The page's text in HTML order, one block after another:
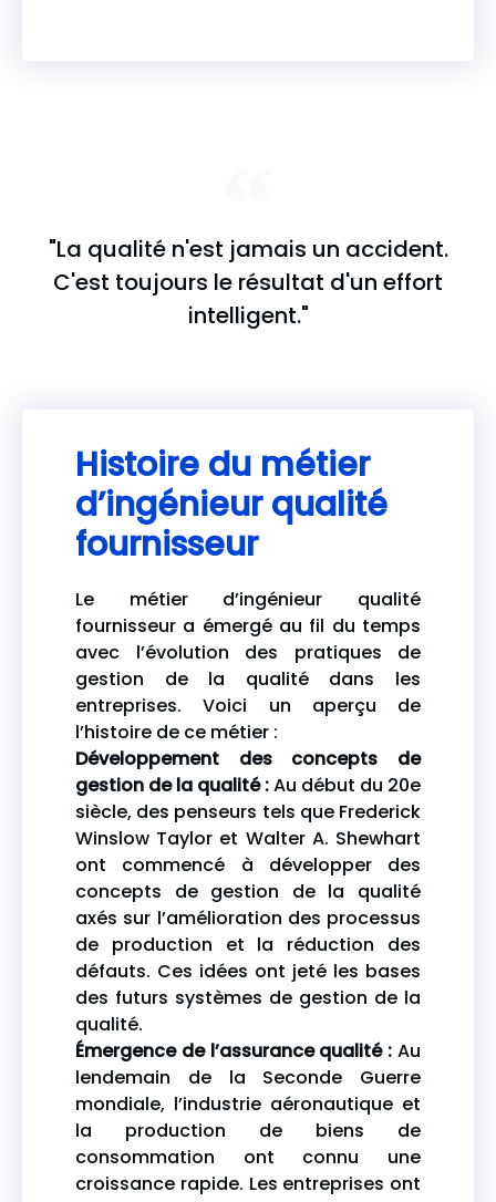
"La qualité n'est jamais un accident.
C'est toujours le résultat d'un effort
intelligent."
Histoire du métier
d’ingénieur qualité
fournisseur
Le métier d’ingénieur qualité
fournisseur a émergé au fil du temps
avec l’évolution des pratiques de
gestion de la qualité dans les
entreprises. Voici un aperçu de
l’histoire de ce métier :
Développement des concepts de
gestion de la qualité :Au début du 20e
siècle, des penseurs tels que Frederick
Winslow Taylor et Walter A. Shewhart
ont commencé à développer des
concepts de gestion de la qualité
axés sur l’amélioration des processus
de production et la réduction des
défauts. Ces idées ont jeté les bases
des futurs systèmes de gestion de la
qualité.
Émergence de l’assurance qualité : Au
lendemain de la Seconde Guerre
mondiale, l’industrie aéronautique et
la production de biens de
consommation ont connu une
croissance rapide. Les entreprises ont